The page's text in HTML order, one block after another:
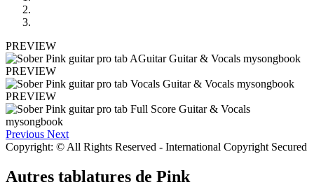
PREVIEW
PREVIEW
PREVIEW
Previous Next
Copyright: © All Rights Reserved - International Copyright Secured
Autres tablatures de Pink